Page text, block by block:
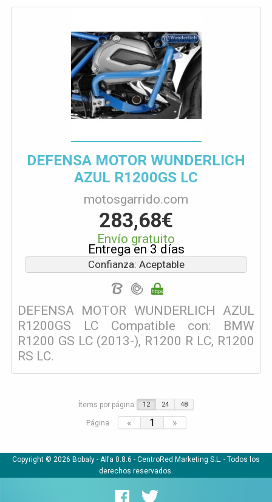
DEFENSA MOTOR WUNDERLICH
AZUL R1200GS LC
motosgarrido.com
283,68€
Envío gratuito
Entrega en 3 días
Confianza: Aceptable
DEFENSA MOTOR WUNDERLICH AZUL
R1200GS LC Compatible con: BMW
R1200 GS LC (2013-), R1200 R LC, R1200
RS LC.
Ítems por página 12 24 48
Página « 1 »
Copyright © 2026 Bobaly - Alfa 0.8.6 - CentroRed Marketing S.L. - Todos los
derechos reservados.